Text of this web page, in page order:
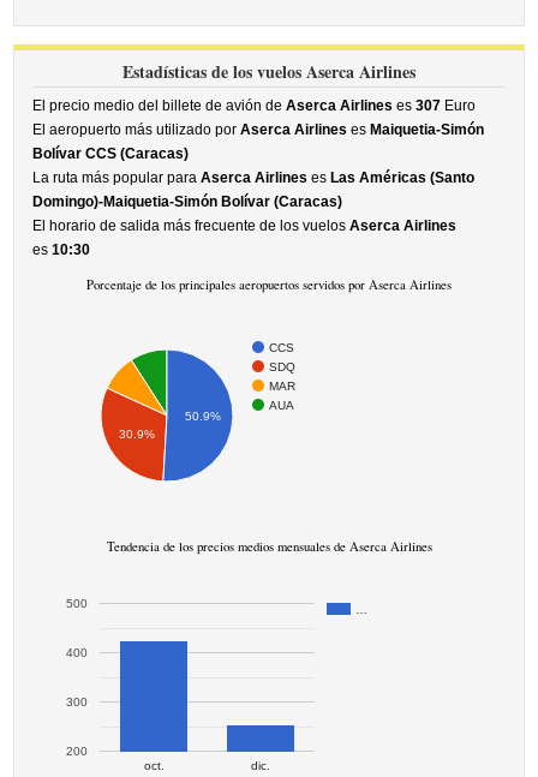
Estadísticas de los vuelos Aserca Airlines
El precio medio del billete de avión deAserca Airlines es307 Euro
El aeropuerto más utilizado porAserca Airlines es Maiquetia-Simón
Bolívar CCS (Caracas)
La ruta más popular paraAserca Airlines es Las Américas (Santo
Domingo)-Maiquetia-Simón Bolívar (Caracas)
El horario de salida más frecuente de los vuelosAserca Airlines
es10:30
Porcentaje de los principales aeropuertos servidos por Aserca Airlines
CCS
SDQ
MAR
AUA
30.9%
50.9%
Tendencia de los precios medios mensuales de Aserca Airlines
oct. dic.
200
300
400
500